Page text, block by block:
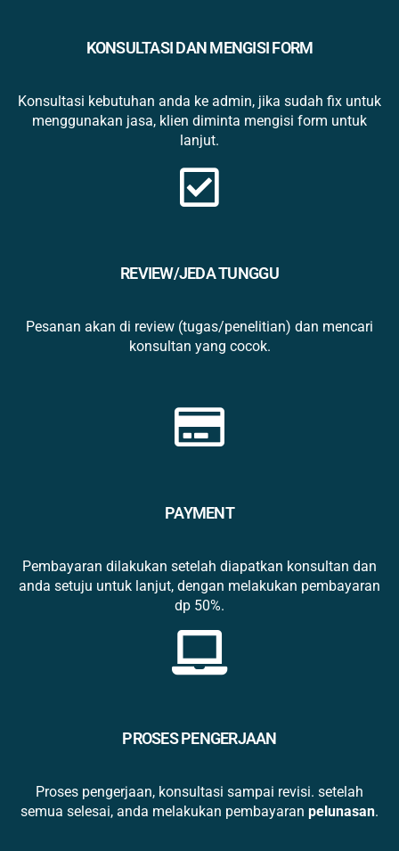
KONSULTASI DAN MENGISI FORM
Konsultasi kebutuhan anda ke admin, jika sudah fix untuk
menggunakan jasa, klien diminta mengisi form untuk
lanjut.
REVIEW/JEDA TUNGGU
Pesanan akan di review (tugas/penelitian) dan mencari
konsultan yang cocok.
PAYMENT
Pembayaran dilakukan setelah diapatkan konsultan dan
anda setuju untuk lanjut, dengan melakukan pembayaran
dp 50%.
PROSES PENGERJAAN
Proses pengerjaan, konsultasi sampai revisi. setelah
semua selesai, anda melakukan pembayaran pelunasan.